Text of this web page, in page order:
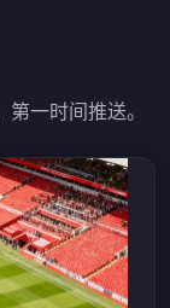
一时间推送。